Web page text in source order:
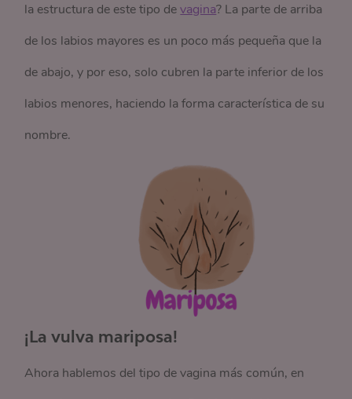
la estructura de este tipo devagina? La parte de arriba
de los labios mayores es un poco más pequeña que la
de abajo, y por eso, solo cubren la parte inferior de los
labios menores, haciendo la forma característica de su
nombre.
¡La vulva mariposa!
Ahora hablemos del tipo de vagina más común, en